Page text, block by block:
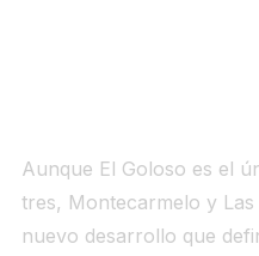
Aunque El Goloso es el
tres, Montecarmelo y
nuevo desarrollo que